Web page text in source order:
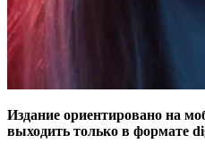
Издание ориентировано на
выходить только в формате